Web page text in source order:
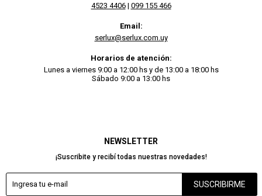
NEWSLETTER
¡Suscribite y recibí todas nuestras novedades!
SUSCRIBIRME
4523 4406| 099 155 466
Email:
serlux@serlux.com.uy
Horarios de atención:
Lunes a viernes 9:00 a 12:00 hs y de 13:00 a 18:00 hs
Sábado 9:00 a 13:00 hs